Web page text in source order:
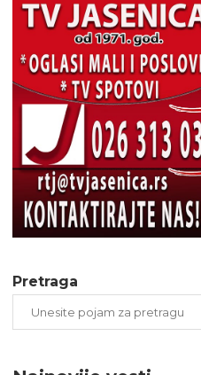
Pretraga